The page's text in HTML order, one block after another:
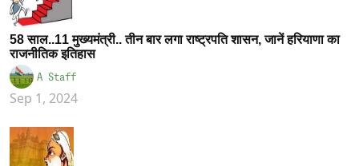
58 साल..11 मुख्यमंत्री.. तीन बार लगा राष्ट्रपति शासन, जानें हरियाणा का
राजनीतिक इतिहास
A Staff
Sep 1, 2024